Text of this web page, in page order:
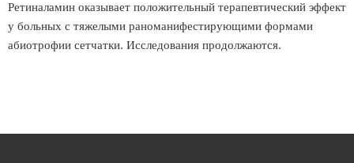
Ретиналамин оказывает положительный терапевтический эффект
у больных с тяжелыми раноманифестирующими формами
абиотрофии сетчатки. Исследования продолжаются.